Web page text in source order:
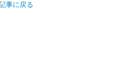
事に戻る